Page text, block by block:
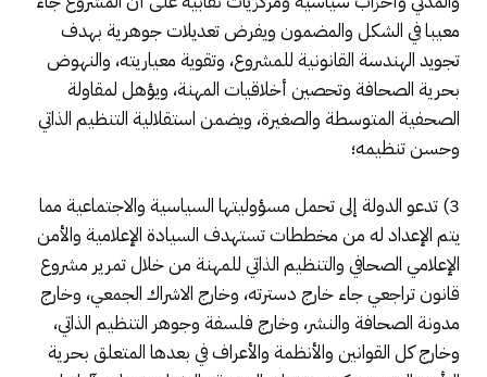
معيبا في الشكل والمضمون ويفرض تعديلات جوهرية بهدف
تجويد الهندسة القانونية للمشروع، وتقوية معياريته، والنهوض
بحرية الصحافة وتحصين أخلاقيات المهنة، ويؤهل لمقاولة
الصحفية المتوسطة والصغيرة، ويضمن استقلالية التنظيم الذاتي
وحسن تنظيمه؛
3) تدعو الدولة إلى تحمل مسؤوليتها السياسية والاجتماعية مما
يتم الإعداد له من مخططات تستهدف السيادة الإعلامية والأمن
الإعلامي الصحافي والتنظيم الذاتي للمهنة من خلال تمرير مشروع
قانون تراجعي جاء خارج دسترته، وخارج الاشراك الجمعي، وخارج
مدونة الصحافة والنشر، وخارج فلسفة وجوهر التنظيم الذاتي،
وخارج كل القوانين والأنظمة والأعراف في بعدها المتعلق بحرية